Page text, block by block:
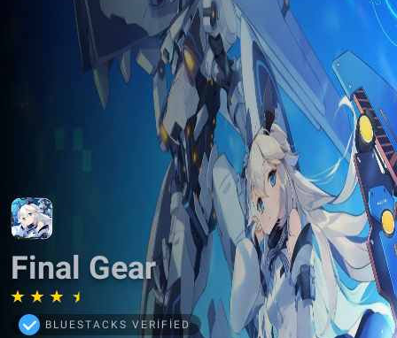
Final Gear
BLUESTACKS VERIFIED